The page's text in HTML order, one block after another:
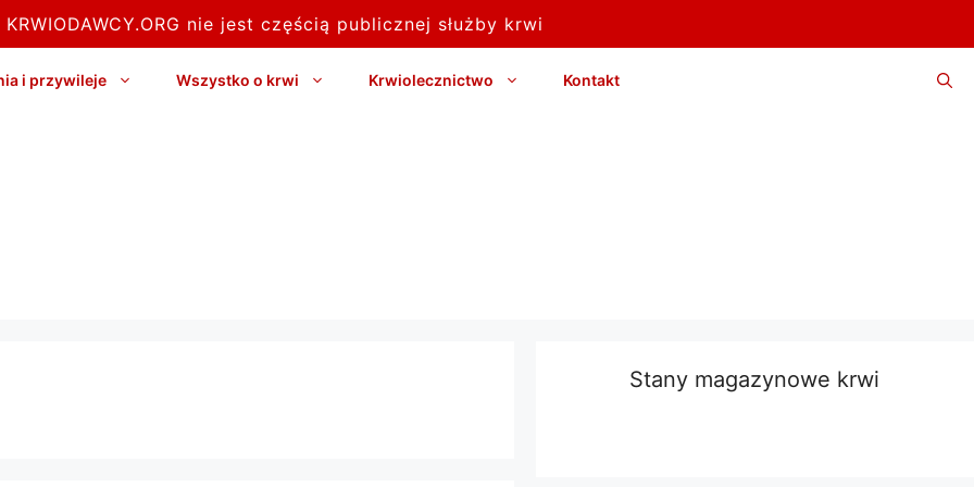
nie jest częścią publicznej służby krwi
i przywileje Wszystko o krwi Krwiolecznictwo Kontakt
Stany magazynowe krwi